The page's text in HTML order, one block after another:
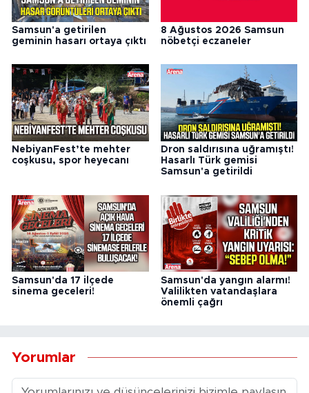
Samsun'a getirilen
geminin hasarı ortaya çıktı
8 Ağustos 2026 Samsun
nöbetçi eczaneler
NebiyanFest’te mehter
coşkusu, spor heyecanı
Dron saldırısına uğramıştı!
Hasarlı Türk gemisi
Samsun'a getirildi
Samsun'da 17 ilçede
sinema geceleri!
Samsun'da yangın alarmı!
Valilikten vatandaşlara
önemli çağrı
Yorumlar